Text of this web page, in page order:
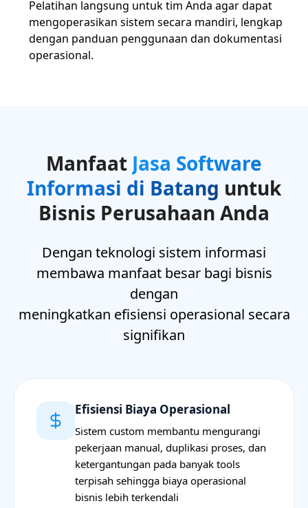
Pelatihan langsung untuk tim Anda agar dapat
mengoperasikan sistem secara mandiri, lengkap
dengan panduan penggunaan dan dokumentasi
operasional.
Manfaat Jasa Software
Informasi di Batang untuk
Bisnis Perusahaan Anda
Dengan teknologi sistem informasi
membawa manfaat besar bagi bisnis
dengan
meningkatkan efisiensi operasional secara
signifikan
Efisiensi Biaya Operasional
Sistem custom membantu mengurangi
pekerjaan manual, duplikasi proses, dan
ketergantungan pada banyak tools
terpisah sehingga biaya operasional
bisnis lebih terkendali